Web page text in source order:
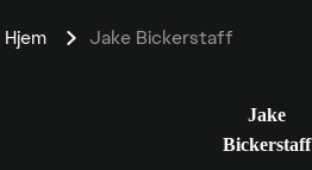
Hjem Jake Bickerstaff
Jake
Bickerstaff